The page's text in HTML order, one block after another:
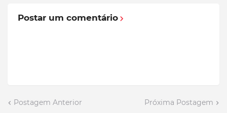
Postar um comentário
Postagem Anterior Próxima Postagem